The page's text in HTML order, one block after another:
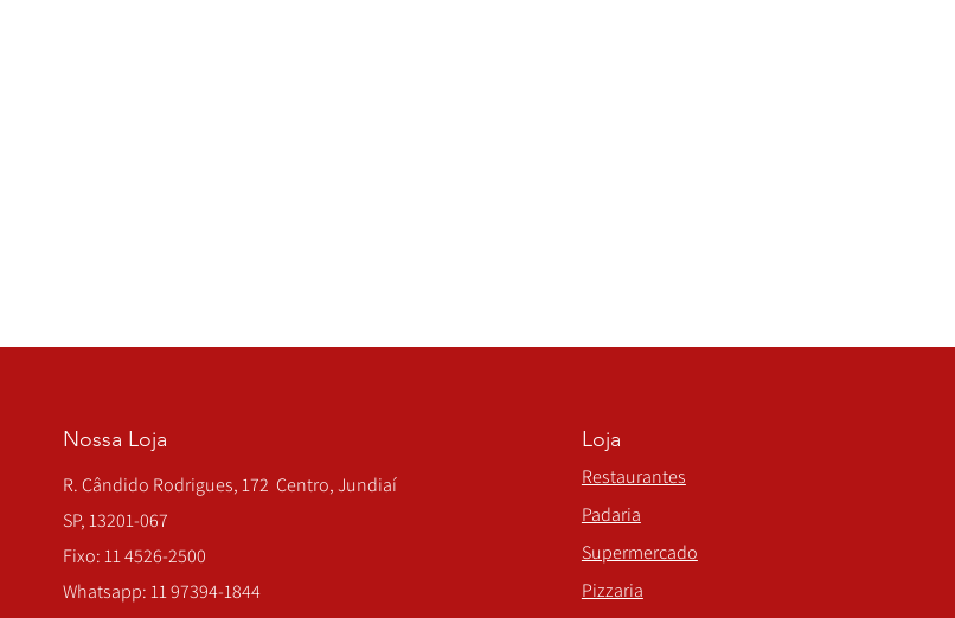
Nossa Loja
R. Cândido Rodrigues, 172 Centro, Jundiaí
SP, 13201-067
Fixo: 11 4526-2500
Whatsapp: 11 97394-1844
Loja
Restaurantes
Padaria
Supermercado
Pizzaria